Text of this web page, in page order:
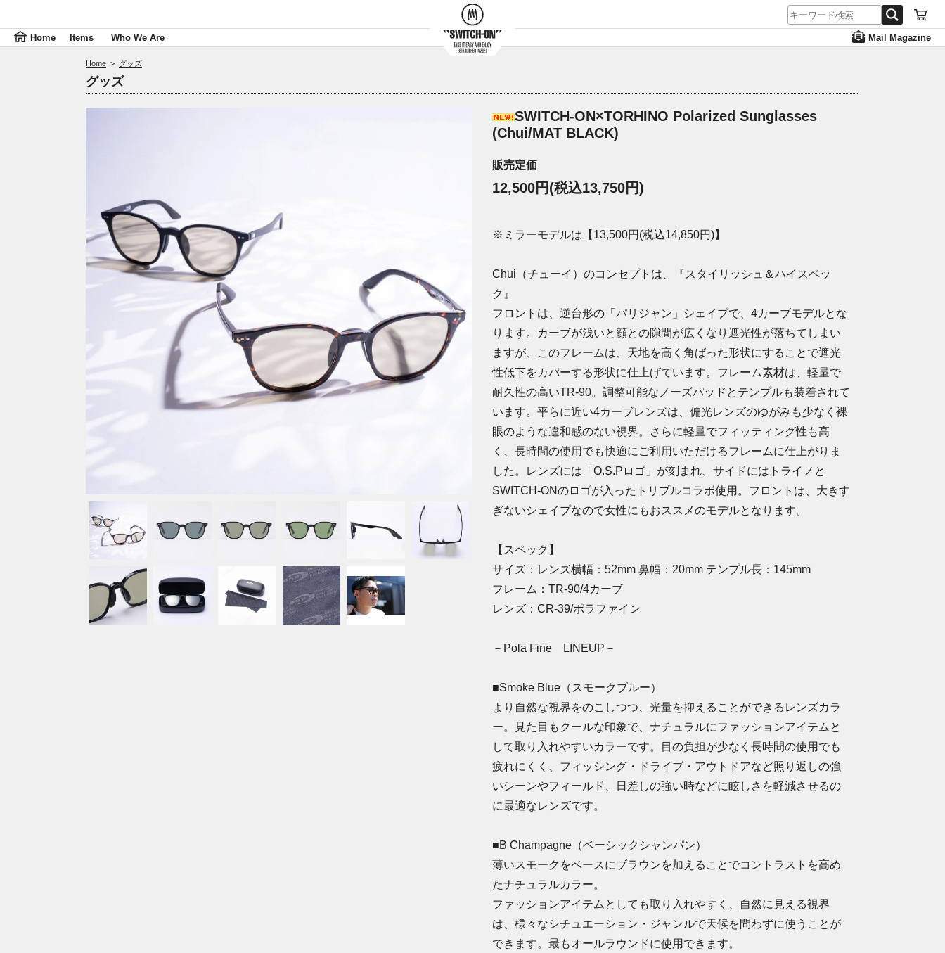
Home Items Who We Are Mail Magazine
Home > グッズ
グッズ
SWITCH-ON×TORHINO Polarized Sunglasses
(Chui/MAT BLACK)
販売定価
12,500円(税込13,750円)
※ミラーモデルは【13,500円(税込14,850円)】
Chui（チューイ）のコンセプトは、『スタイリッシュ＆ハイスペッ
ク』
フロントは、逆台形の「パリジャン」シェイプで、4カーブモデルとな
ります。カーブが浅いと顔との隙間が広くなり遮光性が落ちてしまい
ますが、このフレームは、天地を高く角ばった形状にすることで遮光
性低下をカバーする形状に仕上げています。フレーム素材は、軽量で
耐久性の高いTR-90。調整可能なノーズパッドとテンプルも装着されて
います。平らに近い4カーブレンズは、偏光レンズのゆがみも少なく裸
眼のような違和感のない視界。さらに軽量でフィッティング性も高
く、長時間の使用でも快適にご利用いただけるフレームに仕上がりま
した。レンズには「O.S.Pロゴ」が刻まれ、サイドにはトライノと
SWITCH-ONのロゴが入ったトリプルコラボ使用。フロントは、大きす
ぎないシェイプなので女性にもおススメのモデルとなります。
【スペック】
サイズ：レンズ横幅：52mm 鼻幅：20mm テンプル長：145mm
フレーム：TR-90/4カーブ
レンズ：CR-39/ポラファイン
－Pola Fine LINEUP－
■Smoke Blue（スモークブルー）
より自然な視界をのこしつつ、光量を抑えることができるレンズカラ
ー。見た目もクールな印象で、ナチュラルにファッションアイテムと
して取り入れやすいカラーです。目の負担が少なく長時間の使用でも
疲れにくく、フィッシング・ドライブ・アウトドアなど照り返しの強
いシーンやフィールド、日差しの強い時などに眩しさを軽減させるの
に最適なレンズです。
■B Champagne（ベーシックシャンパン）
薄いスモークをベースにブラウンを加えることでコントラストを高め
たナチュラルカラー。
ファッションアイテムとしても取り入れやすく、自然に見える視界
は、様々なシチュエーション・ジャンルで天候を問わずに使うことが
できます。最もオールラウンドに使用できます。